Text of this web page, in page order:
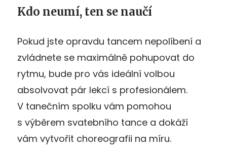
Kdo neumí, ten se naučí
Pokud jste opravdu tancem nepolíbení a
zvládnete se maximálně pohupovat do
rytmu, bude pro vás ideální volbou
absolvovat pár lekcí s profesionálem.
V tanečním spolku vám pomohou
s výběrem svatebního tance a dokáží
vám vytvořit choreografii na míru.